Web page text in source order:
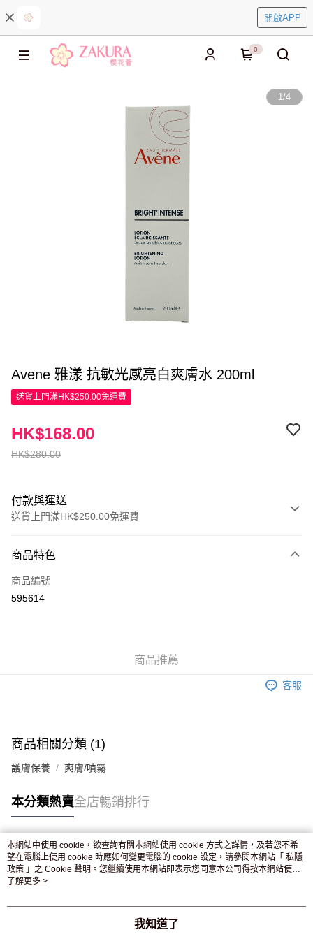
開啟APP
0
1/4
Avene 雅漾 抗敏光感亮白爽膚水 200ml
送貨上門滿HK$250.00免運費
HK$280.00
HK$168.00
付款與運送
送貨上門滿HK$250.00免運費
信用卡
Apple Pay
付款後門市自取，訂單確認後2-4個工作天到店，7天內取。逾期後
商品特色
商品編號
595614
商品推薦
客服
商品相關分類 (1)
護膚保養 爽膚/噴霧
本分類熱賣全店暢銷排行
熱門標籤
熱銷排行
本網站中使用 cookie，欲查詢有關本網站使用 cookie 方式之詳情，及若您不希
望在電腦上使用 cookie 時應如何變更電腦的 cookie 設定，請參閱本網站「 私隱
政策 」之 Cookie 聲明。您繼續使用本網站即表示您同意本公司得按本網站使用
條款之 Cookie 聲明使用 cookie。
了解更多 >
我知道了